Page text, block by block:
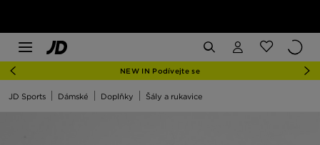
NEW IN Podívejte se
JD Sports Dámské Doplňky Šály a rukavice